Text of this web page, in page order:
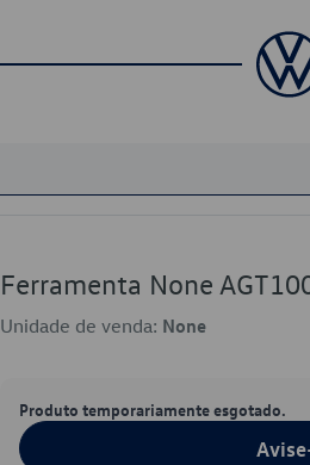
Ferramenta None
Unidade de venda: None
Produto temporariamente esgotado.